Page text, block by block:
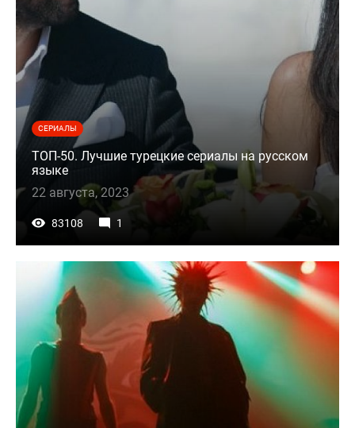
СЕРИАЛЫ
ТОП-50. Лучшие турецкие сериалы на русском
языке
22 августа, 2023
83108 1